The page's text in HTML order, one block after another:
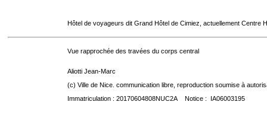
Hôtel de voyageurs dit Grand Hôtel de Cimiez, actuellement Centre
Vue rapprochée des travées du corps central
Aliotti Jean-Marc
(c) Ville de Nice. communication libre, reproduction soumise à
Immatriculation : 20170604808NUC2A Notice : IA06003195